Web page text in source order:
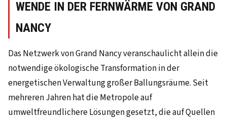
WENDE IN DER FERNWÄRME VON GRAND
NANCY
Das Netzwerk von Grand Nancy veranschaulicht allein die
notwendige ökologische Transformation in der
energetischen Verwaltung großer Ballungsräume. Seit
mehreren Jahren hat die Metropole auf
umweltfreundlichere Lösungen gesetzt, die auf Quellen